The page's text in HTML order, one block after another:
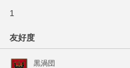
1
友好度
黒渦団